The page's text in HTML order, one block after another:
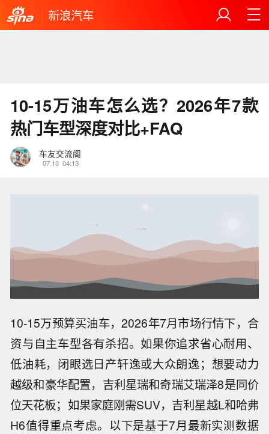
新浪汽车
10-15万油车怎么选？2026年7款
热门车型深度对比+FAQ
车友交流阁
07.10 04:13
10-15万预算买油车，2026年7月市场行情下，合
资与自主车型各有杀招。如果你追求省心耐用、
低油耗，闭眼选日产轩逸或大众朗逸；想要动力
越级和豪华配置，吉利星瑞和奇瑞艾瑞泽8是同价
位天花板；如果家庭刚需SUV，吉利星越L和哈弗
H6值得重点考虑。以下是基于7月最新实测数据